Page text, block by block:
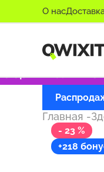
О нас
Главная -
- 23 %
+218